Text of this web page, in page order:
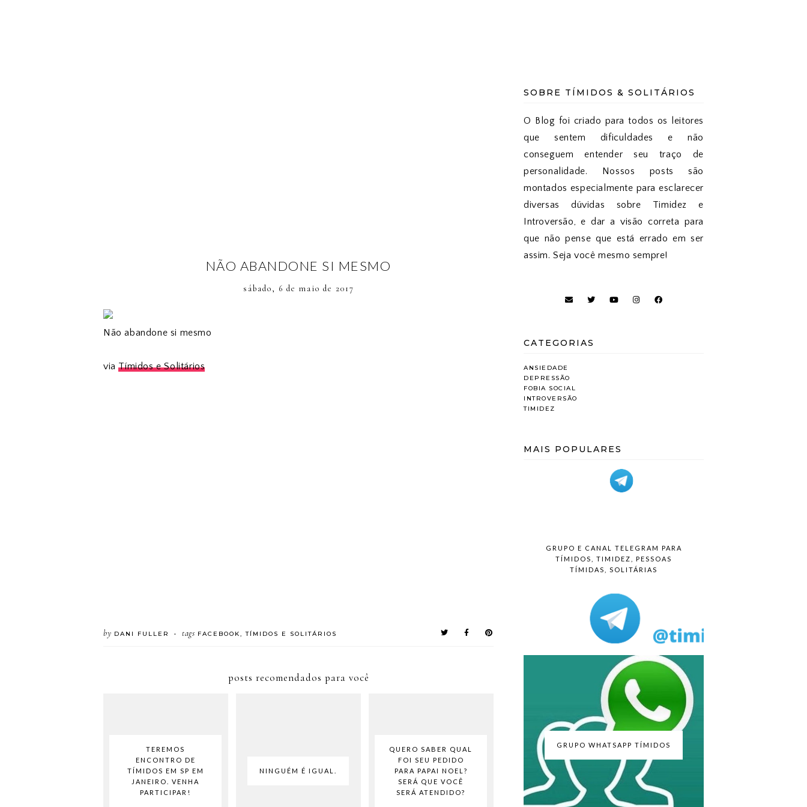
NÃO ABANDONE SI MESMO
sábado, 6 de maio de 2017
Não abandone si mesmo
viaTímidos e Solitários
by DANI FULLER • tags FACEBOOK,TÍMIDOS E SOLITÁRIOS
posts recomendados para você
TEREMOS
ENCONTRO DE
TÍMIDOS EM SP EM
JANEIRO. VENHA
PARTICIPAR!
NINGUÉM É IGUAL.
QUERO SABER QUAL
FOI SEU PEDIDO
PARA PAPAI NOEL?
SERÁ QUE VOCÊ
SERÁ ATENDIDO?
SOBRE TÍMIDOS & SOLITÁRIOS
O Blog foi criado para todos os leitores
que sentem dificuldades e não
conseguem entender seu traço de
personalidade. Nossos posts são
montados especialmente para esclarecer
diversas dúvidas sobre Timidez e
Introversão, e dar a visão correta para
que não pense que está errado em ser
assim. Seja você mesmo sempre!
CATEGORIAS
ANSIEDADE
DEPRESSÃO
FOBIA SOCIAL
INTROVERSÃO
TIMIDEZ
MAIS POPULARES
GRUPO E CANAL TELEGRAM PARA
TÍMIDOS, TIMIDEZ, PESSOAS
TÍMIDAS, SOLITÁRIAS
GRUPO WHATSAPP TÍMIDOS